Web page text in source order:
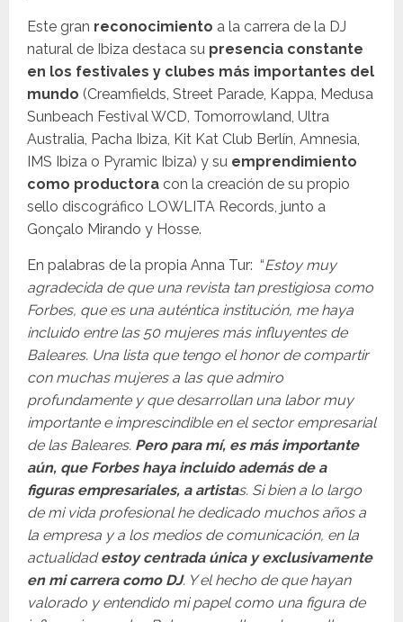
Este gran reconocimiento a la carrera de la DJ
natural de Ibiza destaca su presencia constante
en los festivales y clubes más importantes del
mundo (Creamfields, Street Parade, Kappa, Medusa
Sunbeach Festival WCD, Tomorrowland, Ultra
Australia, Pacha Ibiza, Kit Kat Club Berlín, Amnesia,
IMS Ibiza o Pyramic Ibiza) y su emprendimiento
como productora con la creación de su propio
sello discográfico LOWLITA Records, junto a
Gonçalo Mirando y Hosse.
En palabras de la propia Anna Tur: “Estoy muy
agradecida de que una revista tan prestigiosa como
Forbes, que es una auténtica institución, me haya
incluido entre las 50 mujeres más influyentes de
Baleares. Una lista que tengo el honor de compartir
con muchas mujeres a las que admiro
profundamente y que desarrollan una labor muy
importante e imprescindible en el sector empresarial
de las Baleares. Pero para mí, es más importante
aún, que Forbes haya incluido además de a
figuras empresariales, a artistas. Si bien a lo largo
de mi vida profesional he dedicado muchos años a
la empresa y a los medios de comunicación, en la
actualidadestoy centrada única y exclusivamente
en mi carrera como DJ. Y el hecho de que hayan
valorado y entendido mi papel como una figura de